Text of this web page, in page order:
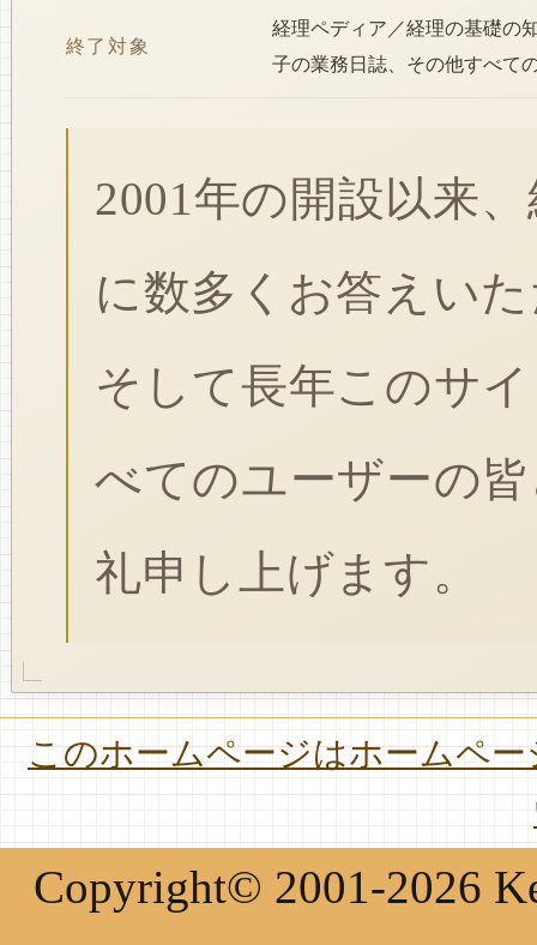
終了対象
経理ペディア／経理の基礎の
子の業務日誌、その他すべて
2001年の開設以来
に数多くお答えい
そして長年このサ
べてのユーザーの
礼申し上げます。
このホームページはホームペ
Copyright© 2001-2026